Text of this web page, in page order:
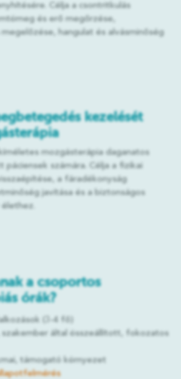
Célja a csontritkulás
és erő megőrzése,
hangulat és alvásminőség
kezelését
mozgásterápia daganatos
számára. Célja a fizikai
a fáradékonyság
javítása és a biztonságos
a csoportos
órák?
(3-4 fő)
szakember által összeállított, fokozatos
támogató környezet